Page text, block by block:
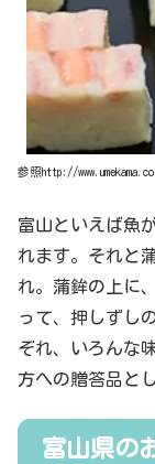
参照http://
富山といえば魚
れます。それと
れ。蒲鉾の上に
って、押しずし
ぞれ、いろんな
方への贈答品と
富山県の